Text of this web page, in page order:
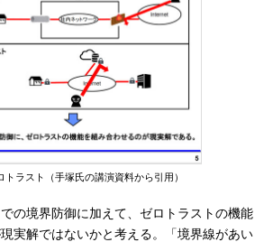
トラスト（手塚氏の講演資料から引用）
の境界防御に加えて、ゼロトラストの機能
実解ではないかと考える。「境界線があい